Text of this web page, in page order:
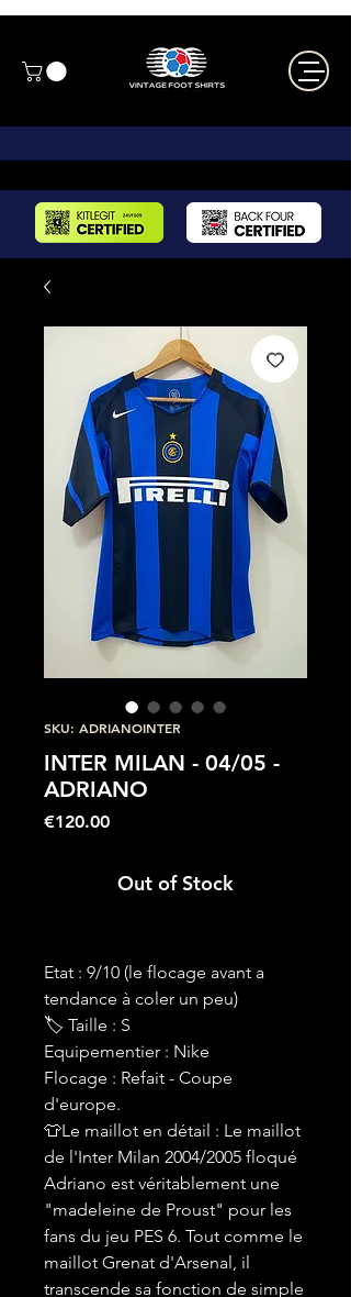
SKU: ADRIANOINTER
INTER MILAN - 04/05 -
ADRIANO
€120.00Price
Out of Stock
Etat : 9/10 (le flocage avant a
tendance à coler un peu)
🏷 Taille : S
Equipementier : Nike
Flocage : Refait - Coupe
d'europe.
👕Le maillot en détail : Le maillot
de l'Inter Milan 2004/2005 floqué
Adriano est véritablement une
"madeleine de Proust" pour les
fans du jeu PES 6. Tout comme le
maillot Grenat d'Arsenal, il
transcende sa fonction de simple